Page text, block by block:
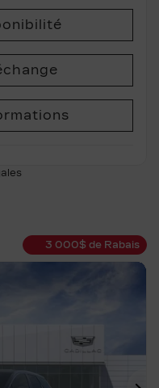
3 000$ de Rabais